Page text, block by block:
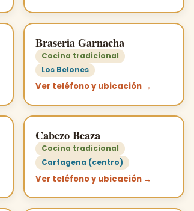
Braseria Garnacha
Cocina tradicional
Los Belones
Ver teléfono y ubicación →
Cabezo Beaza
Cocina tradicional
Cartagena (centro)
Ver teléfono y ubicación →